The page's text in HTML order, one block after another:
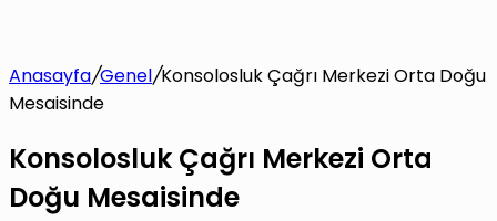
Anasayfa/Genel/Konsolosluk Çağrı Merkezi Orta Doğu
Mesaisinde
Konsolosluk Çağrı Merkezi Orta
Doğu Mesaisinde